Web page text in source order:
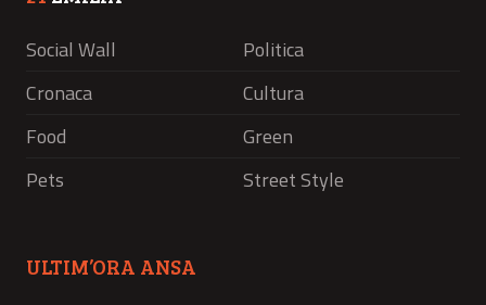
Social Wall
Politica
Cronaca
Cultura
Food
Green
Pets
Street Style
ULTIM’ORA ANSA